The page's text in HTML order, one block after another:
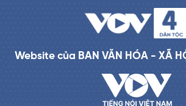
Website của BAN VĂN HÓA - XÃ